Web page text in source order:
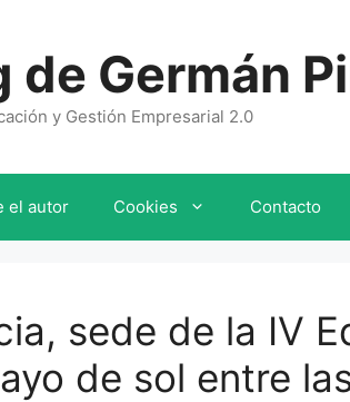
de Germán
y Gestión Empresarial 2.0
el autor Cookies Contacto
sede de la IV
de sol entre